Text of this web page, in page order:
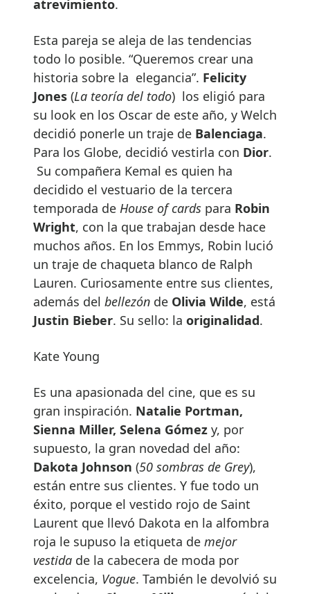
atrevimiento.
Esta pareja se aleja de las tendencias
todo lo posible. “Queremos crear una
historia sobre la elegancia”. Felicity
Jones (La teoría del todo) los eligió para
su look en los Oscar de este año, y Welch
decidió ponerle un traje de Balenciaga.
Para los Globe, decidió vestirla con Dior.
Su compañera Kemal es quien ha
decidido el vestuario de la tercera
temporada de House of cards para Robin
Wright, con la que trabajan desde hace
muchos años. En los Emmys, Robin lució
un traje de chaqueta blanco de Ralph
Lauren. Curiosamente entre sus clientes,
además del bellezón de Olivia Wilde, está
Justin Bieber. Su sello: la originalidad.
Kate Young
Es una apasionada del cine, que es su
gran inspiración. Natalie Portman,
Sienna Miller, Selena Gómez y, por
supuesto, la gran novedad del año:
Dakota Johnson (50 sombras de Grey),
están entre sus clientes. Y fue todo un
éxito, porque el vestido rojo de Saint
Laurent que llevó Dakota en la alfombra
roja le supuso la etiqueta de mejor
vestida de la cabecera de moda por
excelencia, Vogue. También le devolvió su